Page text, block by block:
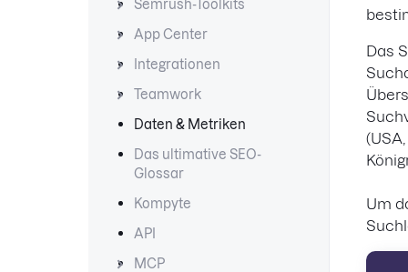
Semrush-Toolkits
App Center
Integrationen
Teamwork
Daten & Metriken
Das ultimative SEO-
Glossar
Kompyte
API
MCP
Das
Um